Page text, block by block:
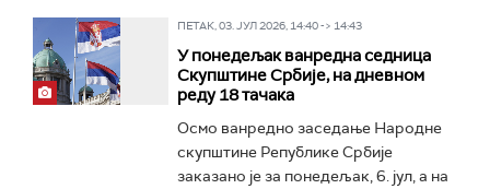
ПЕТАК, 03. ЈУЛ 2026, 14:40 -> 14:43
У понедељак ванредна седница
Скупштине Србије, на дневном
реду 18 тачака
Осмо ванредно заседање Народне
скупштине Републике Србије
заказано је за понедељак, 6. јул, а на